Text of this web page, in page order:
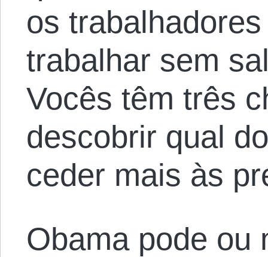
os
trabalhar sem
Vocês têm três
descobrir qual
ceder mais às
Obama pode ou